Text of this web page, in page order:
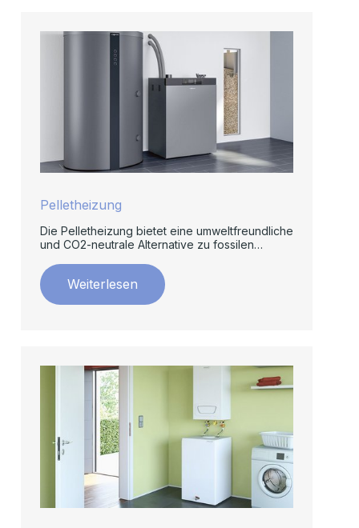
Pelletheizung
Die Pelletheizung bietet eine umweltfreundliche
und CO2-neutrale Alternative zu fossilen
Weiterlesen